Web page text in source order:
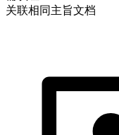
关联相同主旨文档